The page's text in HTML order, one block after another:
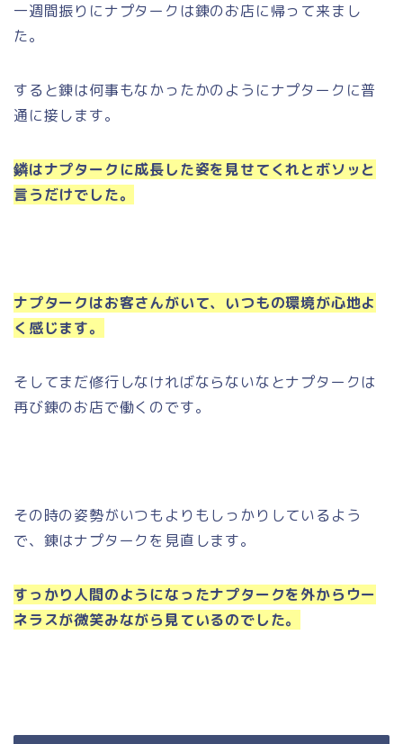
一週間振りにナプタークは錬のお店に帰って来まし
た。
すると錬は何事もなかったかのようにナプタークに普
通に接します。
鏻はナプタークに成長した姿を見せてくれとボソッと
言うだけでした。
ナプタークはお客さんがいて、いつもの環境が心地よ
く感じます。
そしてまだ修行しなければならないなとナプタークは
再び錬のお店で働くのです。
その時の姿勢がいつもよりもしっかりしているよう
で、錬はナプタークを見直します。
すっかり人間のようになったナプタークを外からウー
ネラスが微笑みながら見ているのでした。